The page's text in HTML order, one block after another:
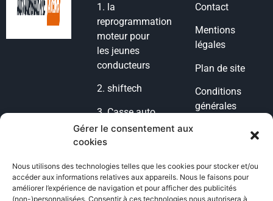
Gérer le consentement aux
cookies
Nous utilisons des technologies telles que les cookies pour stocker et/ou
accéder aux informations relatives aux appareils. Nous le faisons pour
améliorer l’expérience de navigation et pour afficher des publicités
(non-)personnalisées. Consentir à ces technologies nous autorisera à
1. la
reprogrammation
moteur pour
les jeunes
conducteurs
2.shiftech
3.Casse auto
lyon
4.
77
5.POG
Contact
Mentions
légales
Plan de site
Conditions
générales
vente
Politique de